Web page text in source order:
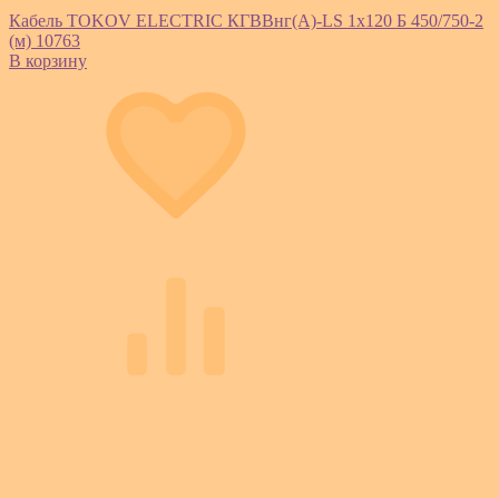
Кабель TOKOV ELECTRIC КГВВнг(А)-LS 1х120 Б 450/750-2
(м) 10763
В корзину